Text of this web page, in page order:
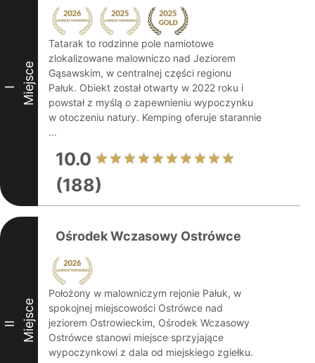
I Miejsce
Tatarak to rodzinne pole namiotowe
zlokalizowane malowniczo nad Jeziorem
Gąsawskim, w centralnej części regionu
Pałuk. Obiekt został otwarty w 2022 roku i
powstał z myślą o zapewnieniu wypoczynku
w otoczeniu natury. Kemping oferuje starannie
...
10.0
(188)
II Miejsce
Ośrodek Wczasowy Ostrówce
Położony w malowniczym rejonie Pałuk, w
spokojnej miejscowości Ostrówce nad
jeziorem Ostrowieckim, Ośrodek Wczasowy
Ostrówce stanowi miejsce sprzyjające
wypoczynkowi z dala od miejskiego zgiełku.